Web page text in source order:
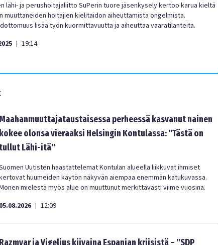
lähi- ja perushoitajaliitto SuPerin tuore jäsenkysely kertoo karua kieltä
muuttaneiden hoitajien kielitaidon aiheuttamista ongelmista.
lisää työn kuormittavuutta ja aiheuttaa vaaratilanteita.
| 19:14
Maahanmuuttajataustaisessa perheessä kasvanut nainen
kokee olonsa vieraaksi Helsingin Kontulassa: ”Tästä on
tullut Lähi-itä”
Uutisten haastattelemat Kontulan alueella liikkuvat ihmiset
huumeiden käytön näkyvän aiempaa enemmän katukuvassa.
mielestä myös alue on muuttunut merkittävästi viime vuosina.
05.08.2026 | 12:09
Razmyar ja Vigelius kiivaina Espanjan kriisistä – ”SDP